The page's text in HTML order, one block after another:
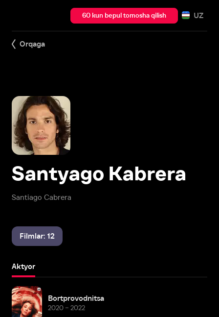
60 kun bepul tomosha qilish UZ
Orqaga
Santiago Cabrera
Santyago Kabrera
Filmlar: 12
Aktyor
Bortprovodnitsa
2020 – 2022